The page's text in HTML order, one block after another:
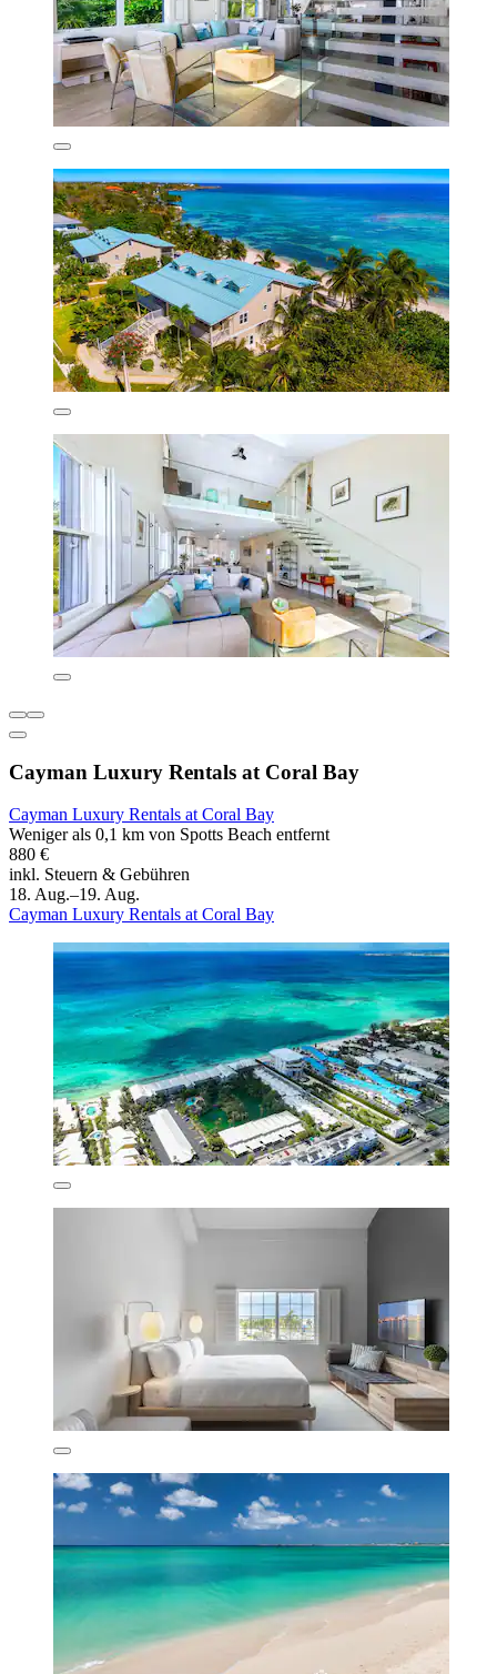
Cayman Luxury Rentals at Coral Bay
Cayman Luxury Rentals at Coral Bay
Weniger als 0,1 km von Spotts Beach entfernt
880 €
inkl. Steuern & Gebühren
18. Aug.–19. Aug.
Cayman Luxury Rentals at Coral Bay